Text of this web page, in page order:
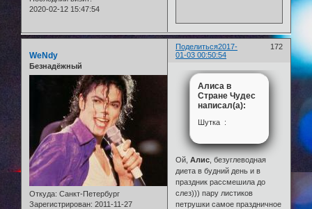
2020-02-12 15:47:54
Поделиться 172
2017-
01-03 00:50:54
WeNdy
Безнадёжный
Откуда: Санкт-Петербург
Зарегистрирован: 2011-11-27
Алиса в
Стране Чудес
написал(а):
Шутка :
Ой,Алис , безуглеводная
диета в будний день и в
праздник рассмешила до
слез))) пару листиков
петрушки самое праздничное